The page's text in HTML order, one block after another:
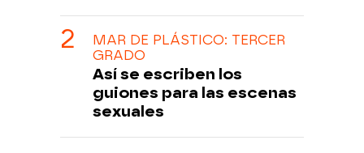
MAR DE PLÁSTICO: TERCER
GRADO
Así se escriben los
guiones para las escenas
sexuales